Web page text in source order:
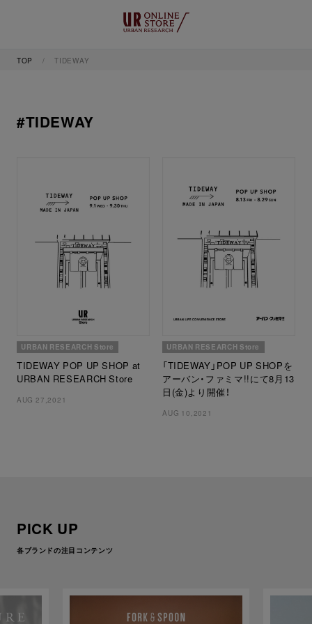
TOP TIDEWAY
#TIDEWAY
URBAN RESEARCH Store
TIDEWAY POP UP SHOP at
URBAN RESEARCH Store
AUG 27,2021
URBAN RESEARCH Store
「TIDEWAY」POP UP SHOPを
アーバン・ファミマ!!にて8月13
日(金)より開催！
AUG 10,2021
PICK UP
各ブランドの注目コンテンツ